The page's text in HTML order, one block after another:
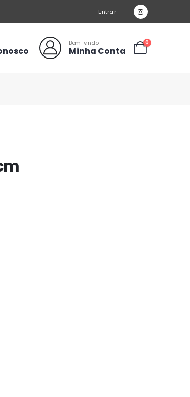
Entrar
Bem-vindo
Minha Conta
0